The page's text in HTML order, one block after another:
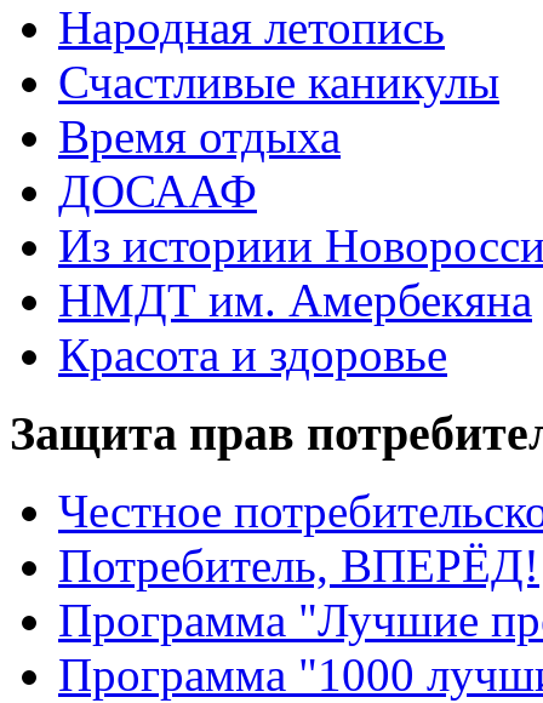
Народная летопись
Счастливые каникулы
Время отдыха
ДОСААФ
Из историии
НМДТ им. Амербекяна
Красота и здоровье
Защита прав
Честное
Потребитель, ВПЕРЁД!
Программа "Лучшие
Программа "1000